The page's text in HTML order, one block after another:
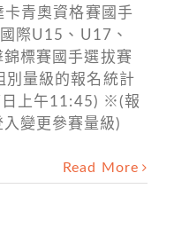
青奧資格賽國手
際U15、U17、
標賽國手選拔賽
別量級的報名統計
上午11:45) ※(報
變更參賽量級)
Read More